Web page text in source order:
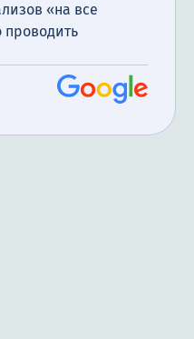
«на все
проводить